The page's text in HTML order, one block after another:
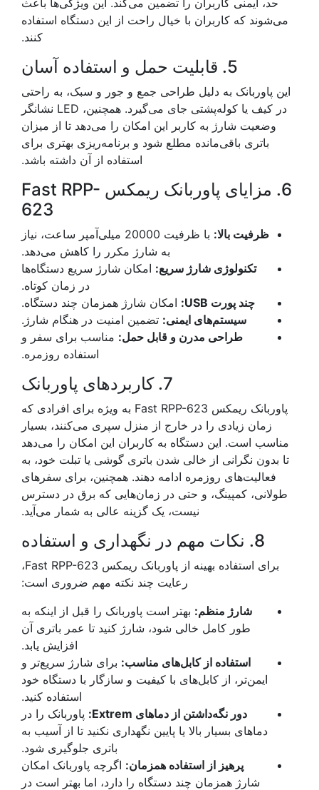
حد، ایمنی کاربران را تضمین می‌کند. این ویژگی‌ها باعث
می‌شوند که کاربران با خیال راحت از این دستگاه استفاده
کنند.
5. قابلیت حمل و استفاده آسان
این پاوربانک به دلیل طراحی جمع و جور و سبک، به راحتی
در کیف یا کوله‌پشتی جای می‌گیرد. همچنین، LED نشانگر
وضعیت شارژ به کاربر این امکان را می‌دهد تا از میزان
باتری باقی‌مانده مطلع شود و برنامه‌ریزی بهتری برای
استفاده از آن داشته باشد.
6. مزایای پاوربانک ریمکس Fast RPP-
623
ظرفیت بالا:
با ظرفیت 20000 میلی‌آمپر ساعت، نیاز
به شارژ مکرر را کاهش می‌دهد.
تکنولوژی شارژ سریع: امکان شارژ سریع دستگاه‌ها
در زمان کوتاه.
چند پورت USB:
امکان شارژ همزمان چند دستگاه.
سیستم‌های ایمنی: تضمین امنیت در هنگام شارژ.
طراحی مدرن و قابل حمل: مناسب برای سفر و
استفاده روزمره.
7. کاربردهای پاوربانک
پاوربانک ریمکس Fast RPP-623 به ویژه برای افرادی که
زمان زیادی را در خارج از منزل سپری می‌کنند، بسیار
مناسب است. این دستگاه به کاربران این امکان را می‌دهد
تا بدون نگرانی از خالی شدن باتری گوشی یا تبلت خود، به
فعالیت‌های روزمره ادامه دهند. همچنین، برای سفرهای
طولانی، کمپینگ، و حتی در زمان‌هایی که برق در دسترس
نیست، یک گزینه عالی به شمار می‌آید.
8. نکات مهم در نگهداری و استفاده
برای استفاده بهینه از پاوربانک ریمکس Fast RPP-623،
رعایت چند نکته مهم ضروری است:
شارژ منظم: بهتر است پاوربانک را قبل از اینکه به
طور کامل خالی شود، شارژ کنید تا عمر باتری آن
افزایش یابد.
استفاده از کابل‌های مناسب: برای شارژ سریع‌تر و
ایمن‌تر، از کابل‌های با کیفیت و سازگار با دستگاه خود
استفاده کنید.
دور نگه‌داشتن از دماهای Extrem:
پاوربانک را در
دماهای بسیار بالا یا پایین نگهداری نکنید تا از آسیب به
باتری جلوگیری شود.
پرهیز از استفاده همزمان: اگرچه پاوربانک امکان
شارژ همزمان چند دستگاه را دارد، اما بهتر است در